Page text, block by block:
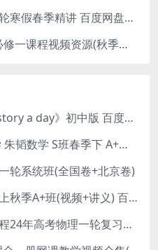
胡源2024届高考数学二轮寒假春季精讲 百度网盘分享
2022赵礼显高一数学必修一课程视频资源(秋季班 含讲义)百度网盘云
一天一个小故事《one story a day》初中版 百度网盘分享下载
初中数学 2024初一数学 朱韬数学 S班春季下 A+班春季下 百度云网盘
轮系统班(全国卷+北京卷)
杨萌物理2023初三物理上秋季A+班(视频+讲义) 百度网盘分享
2024赵玉峰高三物理课程24年高考物理一轮复习网课教程